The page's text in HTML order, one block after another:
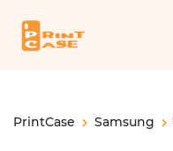
PrintCase Samsung